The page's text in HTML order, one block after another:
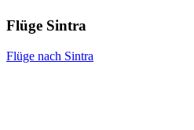
Flüge Sintra
Flüge nach Sintra